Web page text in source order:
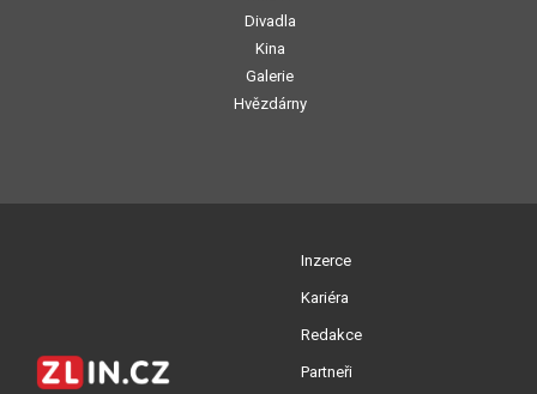
Divadla
Kina
Galerie
Hvězdárny
Inzerce
Kariéra
Redakce
Partneři